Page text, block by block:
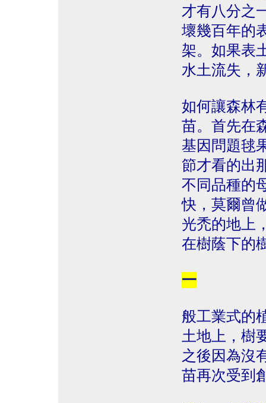
才有八分之
壞幾百年的
架。如果表
水土流失，
如何讓森林
苗。首先在
基因問題毬
節才看的出
不同品種的
快，莫爾曾
光禿的地上
在樹蔭下的
一
般工業式的
土地上，樹
之後因為沒
苗再次受到